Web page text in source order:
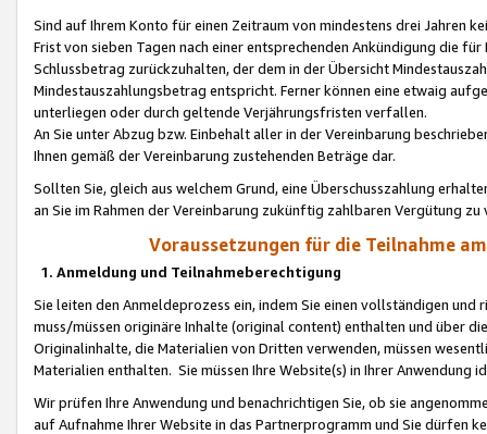
Sind auf Ihrem Konto für einen Zeitraum von mindestens drei Jahren
Frist von sieben Tagen nach einer entsprechenden Ankündigung die
Schlussbetrag zurückzuhalten, der dem in der Übersicht
Mindestauszahlungsbetrag entspricht. Ferner können eine etwaig
unterliegen oder durch geltende Verjährungsfristen verfallen.
An Sie unter Abzug bzw. Einbehalt aller in der Vereinbarung
Ihnen gemäß der Vereinbarung zustehenden Beträge dar.
Sollten Sie, gleich aus welchem Grund, eine Überschusszahlung
an Sie im Rahmen der Vereinbarung zukünftig zahlbaren Vergütung zu
Voraussetzungen für die Teilnahme
1. Anmeldung und Teilnahmeberechtigung
Sie leiten den Anmeldeprozess ein, indem Sie einen vollständigen
muss/müssen originäre Inhalte (original content) enthalten und über
Originalinhalte, die Materialien von Dritten verwenden, müssen
Materialien enthalten. Sie müssen Ihre Website(s) in Ihrer Anwendung
Wir prüfen Ihre Anwendung und benachrichtigen Sie, ob sie
auf Aufnahme Ihrer Website in das Partnerprogramm und Sie dürfen